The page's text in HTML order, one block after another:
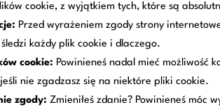
marca 2020 r. o zmianie niektórych
i zwalczaniem COVID-19,
w wysokości od 10 000 zł do 30 000 zł.
cookie, z wyjątkiem tych, które są
Przed wyrażeniem zgody strony
każdy plik cookie i dlaczego.
cookie: Powinieneś nadal mieć możliwość
nie zgadzasz się na niektóre pliki cookie.
zgody: Zmieniłeś zdanie? Powinieneś móc